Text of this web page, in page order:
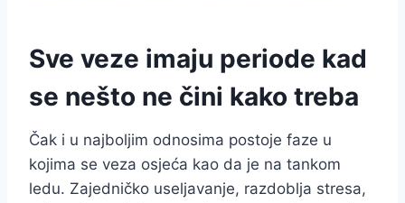
Sve veze imaju periode kad
se nešto ne čini kako treba
Čak i u najboljim odnosima postoje faze u
kojima se veza osjeća kao da je na tankom
ledu. Zajedničko useljavanje, razdoblja stresa,